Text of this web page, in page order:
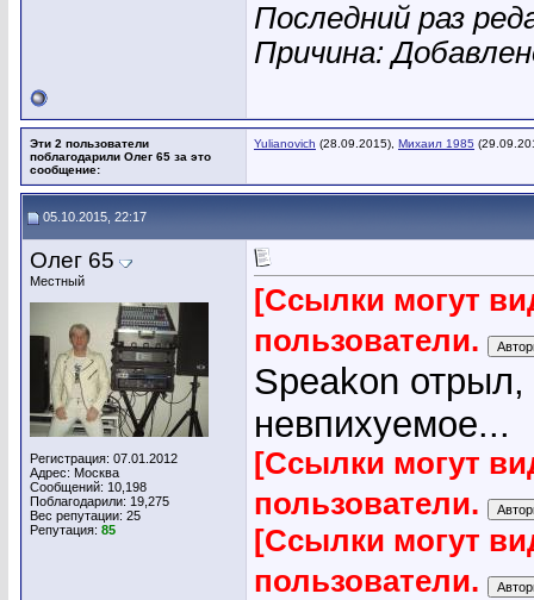
Последний раз
Причина:
Эти 2 пользователи
поблагодарили Олег 65 за это
сообщение:
Yulianovich (28.09.2015), Михаил 1985
05.10.2015, 22:17
Олег 65
Местный
Регистрация: 07.01.2012
Адрес: Москва
Сообщений: 10,198
Поблагодарили: 19,275
Вес репутации: 25
Репутация: 85
[Ссылки могут
пользователи.
Speakon
невпихуемое...
[Ссылки могут
пользователи.
[Ссылки могут
пользователи.